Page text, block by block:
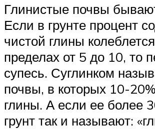
Глинистые почвы
Если в грунте процент
чистой глины
пределах от 5 до 10, то
супесь. Суглинком
почвы, в которых 10-
глины. А если ее более
грунт так и называют: